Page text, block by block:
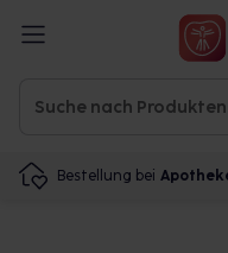
Bestellung bei